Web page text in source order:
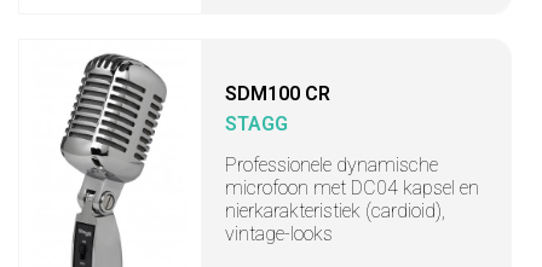
SDM100 CR
STAGG
Professionele dynamische
microfoon met DC04 kapsel en
nierkarakteristiek (cardioid),
vintage-looks